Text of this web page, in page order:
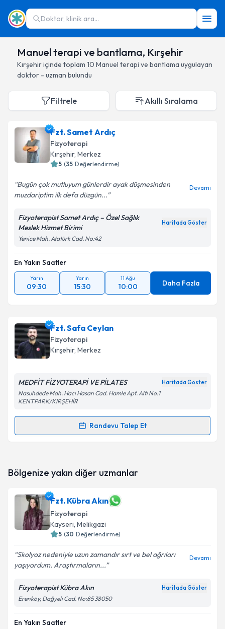
Doktor, klinik ara...
Manuel terapi ve bantlama, Kırşehir
Kırşehiriçinde toplam 10 Manuel terapi ve bantlama uygulayan
doktor - uzman bulundu
Filtrele Akıllı Sıralama
Fzt. Samet Ardıç
Fizyoterapi
Kırşehir, Merkez
5 (35 Değerlendirme)
Bugün çok mutluyum günlerdir ayak düşmesinden
muzdariptim ilk defa düzgün...
Devamı
Fizyoterapist Samet Ardıç – Özel Sağlık
Meslek Hizmet Birimi
Haritada Göster
Yenice Mah. Atatürk Cad. No:42
En Yakın Saatler
Yarın
09:30
Yarın
15:30
11 Ağu
10:00 Daha Fazla
Fzt. Safa Ceylan
Fizyoterapi
Kırşehir, Merkez
MEDFİT FİZYOTERAPİ VE PİLATES Haritada Göster
Nasuhdede Mah. Hacı Hasan Cad. Hamle Apt. Altı No:1
KENTPARK/KIRŞEHİR
Randevu Talep Et
Randevu Takvimi Talebi
oluşturun. Size bu uzmandan randevu almanız için bir
E-posta Adresiniz
Kişisel verilerimin işlenmesine ilişkinAydınlatma
Metni'ni okudum ve kişisel verilerimin belirtilen
Bölgenize yakın diğer uzmanlar
Fzt. Kübra Akın
Fizyoterapi
Kayseri, Melikgazi
5 (30 Değerlendirme)
Skolyoz nedeniyle uzun zamandır sırt ve bel ağrıları
yaşıyordum. Araştırmaların...
Devamı
Fizyoterapist Kübra Akın Haritada Göster
Erenköy, Dağyeli Cad. No:85 38050
En Yakın Saatler